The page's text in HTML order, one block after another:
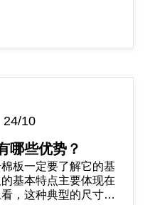
24/10
哪些优势？
板一定要了解它的基
基本特点主要体现在
，这种典型的尺寸也